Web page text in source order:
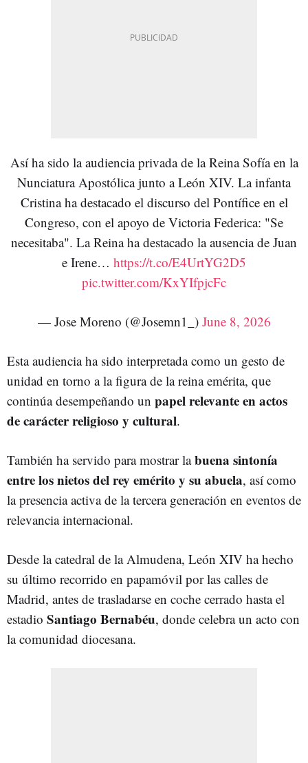
Así ha sido la audiencia privada de la Reina Sofía en la
Nunciatura Apostólica junto a León XIV. La infanta
Cristina ha destacado el discurso del Pontífice en el
Congreso, con el apoyo de Victoria Federica: "Se
necesitaba". La Reina ha destacado la ausencia de Juan
e Irene… https://t.co/E4UrtYG2D5
pic.twitter.com/KxYIfpjcFc
— Jose Moreno (@Josemn1_) June 8, 2026
Esta audiencia ha sido interpretada como un gesto de
unidad en torno a la figura de la reina emérita, que
continúa desempeñando un papel relevante en actos
de carácter religioso y cultural.
También ha servido para mostrar labuena sintonía
entre los nietos del rey emérito y su abuela, así como
la presencia activa de la tercera generación en eventos de
relevancia internacional.
Desde la catedral de la Almudena, León XIV ha hecho
su último recorrido en papamóvil por las calles de
Madrid, antes de trasladarse en coche cerrado hasta el
estadio Santiago Bernabéu, donde celebra un acto con
la comunidad diocesana.